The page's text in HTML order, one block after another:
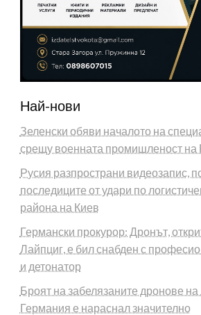
Най-нови
Зеленски обяви началото на
срещу военната промишленост на
Русия разпространи видеозапис,
последиците от удари по
района на Киев
Германски прокурор: Дронът,
Лайпциг, е бил снабден с
и детонатор
Броят на забелязаните дронове
Германия е нараснал значително